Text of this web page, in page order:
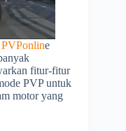
e
fitur-fitur
PVP untuk
motor yang